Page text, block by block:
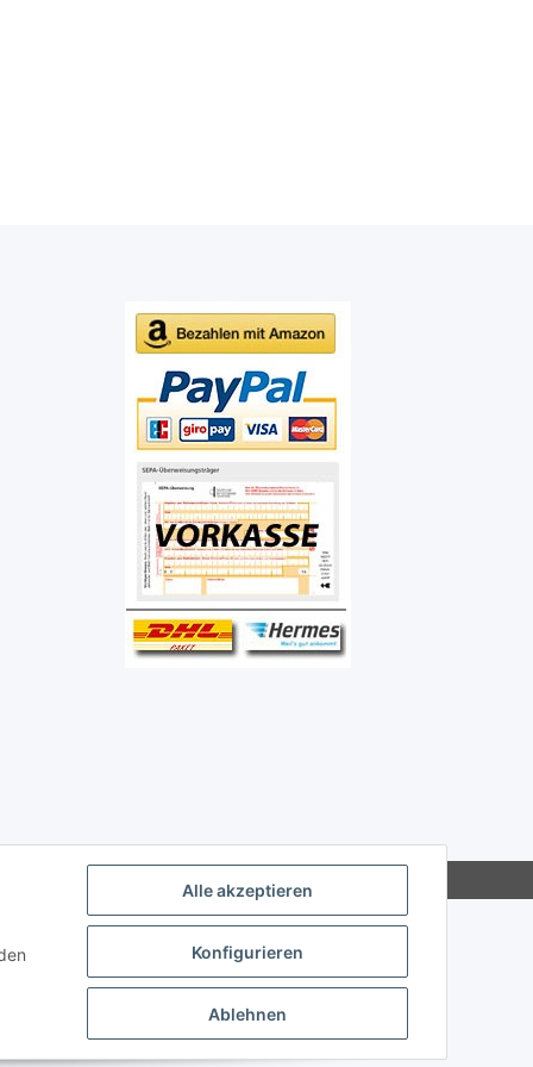
Alle akzeptieren
Konfigurieren
Ablehnen